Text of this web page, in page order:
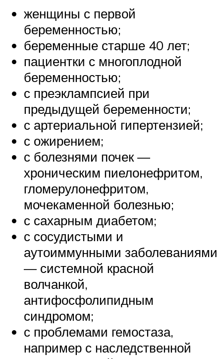
женщины с первой
беременностью;
беременные старше 40 лет;
пациентки с многоплодной
беременностью;
с преэклампсией при
предыдущей беременности;
с артериальной гипертензией;
с ожирением;
с болезнями почек —
хроническим пиелонефритом,
гломерулонефритом,
мочекаменной болезнью;
с сахарным диабетом;
с сосудистыми и
аутоиммунными заболеваниями
— системной красной
волчанкой,
антифосфолипидным
синдромом;
с проблемами гемостаза,
например с наследственной